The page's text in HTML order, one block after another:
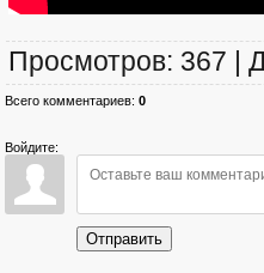
Просмотров: 367 |
Всего комментариев: 0
Войдите:
Отправить